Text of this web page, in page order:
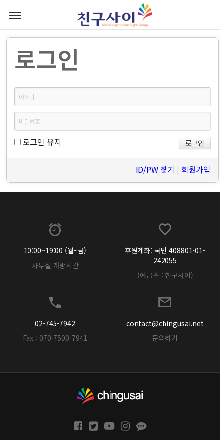
로그인
로그인 유지
ID/PW 찾기 | 회원가입
10:00~19:00 (월~금)
사무실 개방시간
후원계좌: 국민 408801-01-
242055
(예금주 : 친구사이)
02-745-7942
Fax : 070-7500-7941
contact@chingusai.net
문의하기